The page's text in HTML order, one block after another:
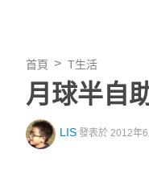
首頁 T生活
月球半自
LIS 發表於 2012年